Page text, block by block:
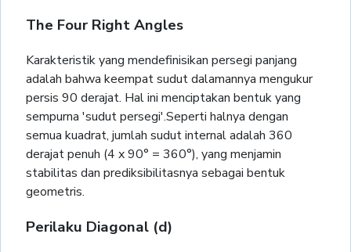
The Four Right Angles
Karakteristik yang mendefinisikan persegi panjang
adalah bahwa keempat sudut dalamannya mengukur
persis 90 derajat. Hal ini menciptakan bentuk yang
sempurna 'sudut persegi'.Seperti halnya dengan
semua kuadrat, jumlah sudut internal adalah 360
derajat penuh (4 x 90° = 360°), yang menjamin
stabilitas dan prediksibilitasnya sebagai bentuk
geometris.
Perilaku Diagonal (d)